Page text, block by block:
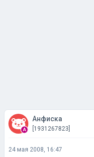
Анфиска
[1931267823]
24 мая 2008, 16:47